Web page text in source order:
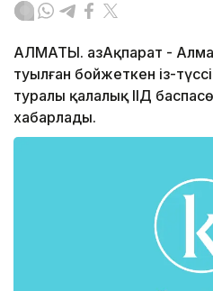
АЛМАТЫ. ҚазАқпарат -
туылған бойжеткен із-
туралы қалалық ІІД
хабарлады.